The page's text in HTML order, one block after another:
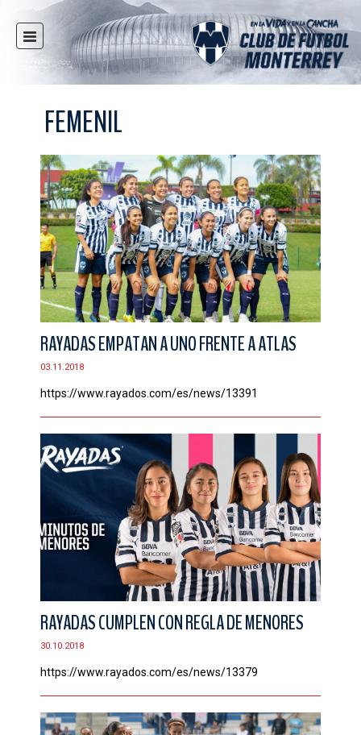
INICIO
NOTICIAS
RAYADOS
RAYADAS
FUERZAS BÁSICAS
RESPONSABILIDAD SOCIAL
TAQUILLA
TIENDA
ESTADIO
PRENSA
CONTACTO
FEMENIL
RAYADAS EMPATAN A UNO FRENTE A ATLAS
03.11.2018
https://www.rayados.com/es/news/13391
RAYADAS CUMPLEN CON REGLA DE MENORES
30.10.2018
https://www.rayados.com/es/news/13379